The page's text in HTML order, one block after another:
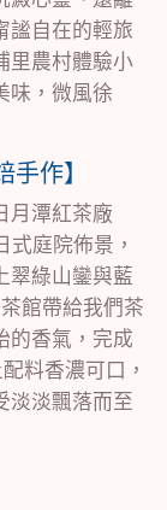
謐自在的輕旅
里農村體驗小
味，微風徐
作】
月潭紅茶廠
式庭院佈景，
翠綠山鑾與藍
館帶給我們茶
的香氣，完成
料香濃可口，
淡淡飄落而至